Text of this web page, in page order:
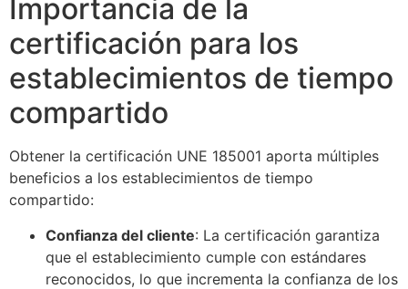
Importancia de la
certificación para los
establecimientos de tiempo
compartido
Obtener la certificación UNE 185001 aporta múltiples
beneficios a los establecimientos de tiempo
compartido:
Confianza del cliente: La certificación garantiza
que el establecimiento cumple con estándares
reconocidos, lo que incrementa la confianza de los